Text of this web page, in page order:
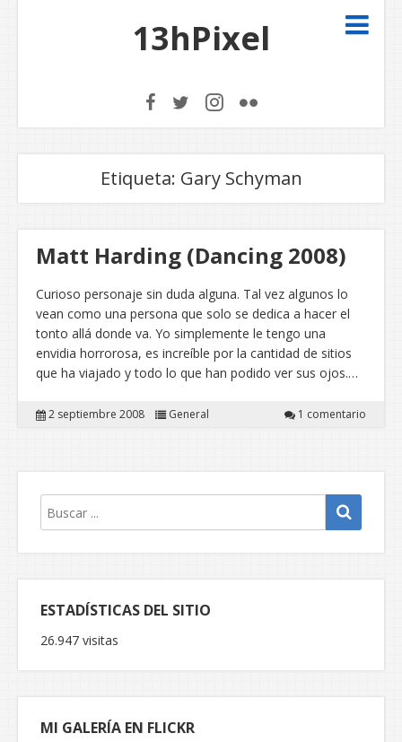
13hPixel
Etiqueta: Gary Schyman
Matt Harding (Dancing 2008)
Curioso personaje sin duda alguna. Tal vez algunos lo
vean como una persona que solo se dedica a hacer el
tonto allá donde va. Yo simplemente le tengo una
envidia horrorosa, es increíble por la cantidad de sitios
que ha viajado y todo lo que han podido ver sus ojos.…
2 septiembre 2008 General 1 comentario
ESTADÍSTICAS DEL SITIO
26.947 visitas
MI GALERÍA EN FLICKR